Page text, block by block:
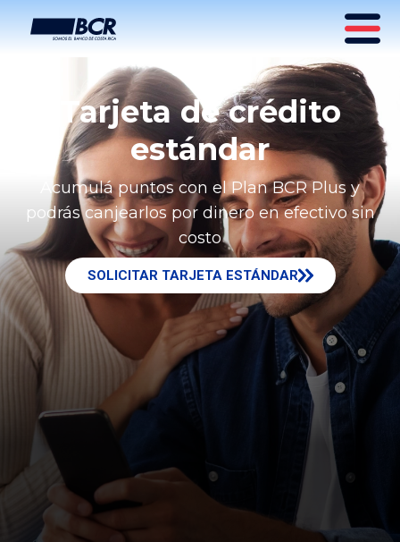
Tarjeta de crédito
estándar
Acumulá puntos con el Plan BCR Plus y
podrás canjearlos por dinero en efectivo sin
costo
SOLICITAR TARJETA ESTÁNDAR